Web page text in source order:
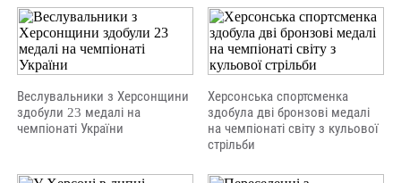
Веслувальники з Херсонщини
здобули 23 медалі на
чемпіонаті України
Херсонська спортсменка
здобула дві бронзові медалі
на чемпіонаті світу з кульової
стрільби